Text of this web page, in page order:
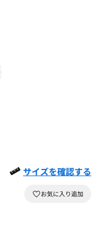
サイズを確認する